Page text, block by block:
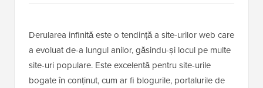
Derularea infinită este o tendință a site-urilor web care
a evoluat de-a lungul anilor, găsindu-și locul pe multe
site-uri populare. Este excelentă pentru site-urile
bogate în conținut, cum ar fi blogurile, portalurile de